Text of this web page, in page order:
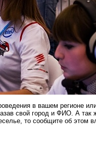
в вашем регионе
свой город и ФИО. А так
то сообщите об этом